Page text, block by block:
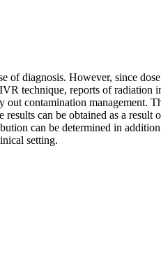
diagnosis. However, since
technique, reports of
out contamination
can be obtained as a
can be determined in
setting.